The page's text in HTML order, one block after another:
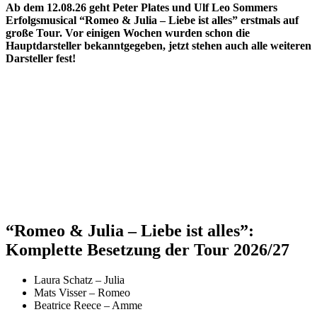
Ab dem 12.08.26 geht Peter Plates und Ulf Leo Sommers
Erfolgsmusical “Romeo & Julia – Liebe ist alles” erstmals auf
große Tour. Vor einigen Wochen wurden schon die
Hauptdarsteller bekanntgegeben, jetzt stehen auch alle weiteren
Darsteller fest!
“Romeo & Julia – Liebe ist alles”:
Komplette Besetzung der Tour 2026/27
Laura Schatz – Julia
Mats Visser – Romeo
Beatrice Reece – Amme